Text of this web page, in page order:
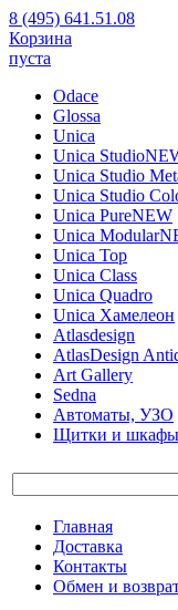
8 (495) 641.51.08
Корзина
пуста
Odace
Glossa
Unica
Unica Studio
Unica Studio
Unica Studio
Unica PureNEW
Unica Modular
Unica Top
Unica Class
Unica Quadro
Unica Хамелеон
Atlasdesign
AtlasDesign
Art Gallery
Sedna
Автоматы, УЗО
Щитки и шкафы
Главная
Доставка
Контакты
Обмен и